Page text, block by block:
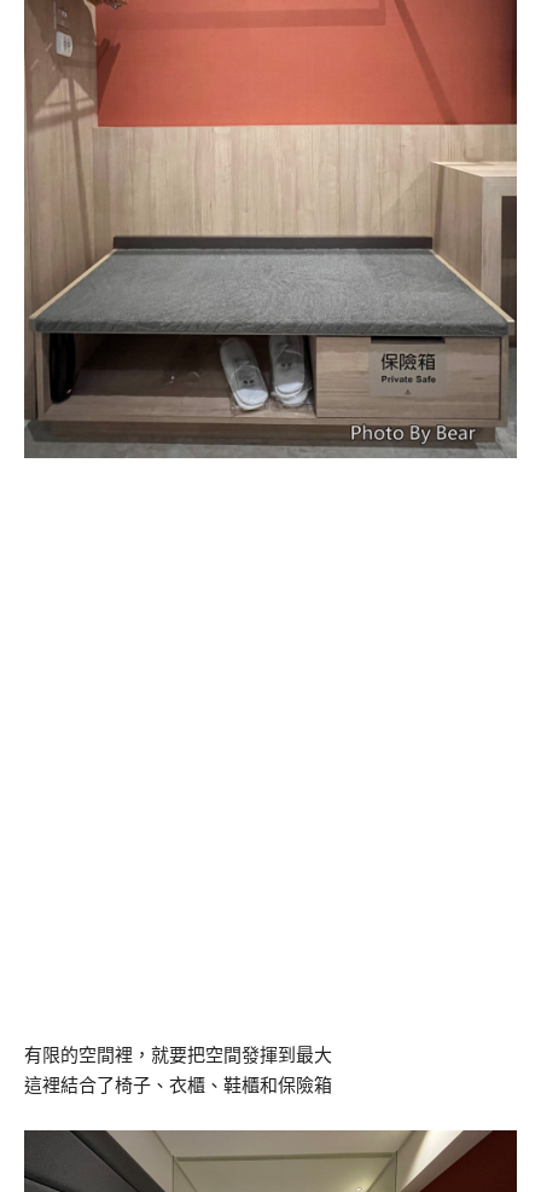
有限的空間裡，就要把空間發揮到最大
這裡結合了椅子、衣櫃、鞋櫃和保險箱